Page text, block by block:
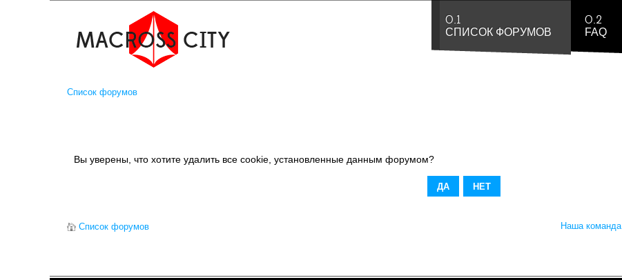
0.1
СПИСОК ФОРУМОВ
0.2
FAQ
Список форумов
Вы уверены, что хотите удалить все cookie, установленные данным форумом?
Список форумов Наша команда